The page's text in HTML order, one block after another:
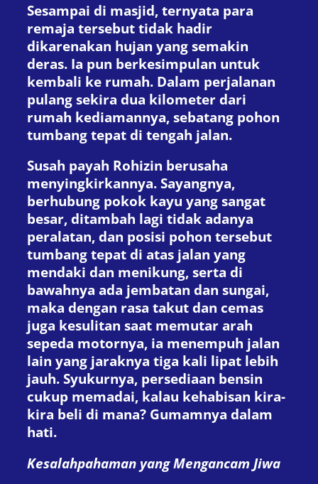
Sesampai di masjid, ternyata para
remaja tersebut tidak hadir
dikarenakan hujan yang semakin
deras. Ia pun berkesimpulan untuk
kembali ke rumah. Dalam perjalanan
pulang sekira dua kilometer dari
rumah kediamannya, sebatang pohon
tumbang tepat di tengah jalan.
Susah payah Rohizin berusaha
menyingkirkannya. Sayangnya,
berhubung pokok kayu yang sangat
besar, ditambah lagi tidak adanya
peralatan, dan posisi pohon tersebut
tumbang tepat di atas jalan yang
mendaki dan menikung, serta di
bawahnya ada jembatan dan sungai,
maka dengan rasa takut dan cemas
juga kesulitan saat memutar arah
sepeda motornya, ia menempuh jalan
lain yang jaraknya tiga kali lipat lebih
jauh. Syukurnya, persediaan bensin
cukup memadai, kalau kehabisan kira-
kira beli di mana? Gumamnya dalam
hati.
Kesalahpahaman yangMengancam Jiwa